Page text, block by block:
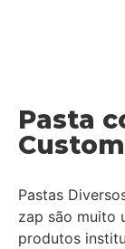
Pasta
Pastas
zap são muito
produtos